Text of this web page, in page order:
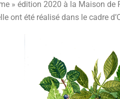
» édition 2020 à la Maison
ont été réalisé dans le cadre